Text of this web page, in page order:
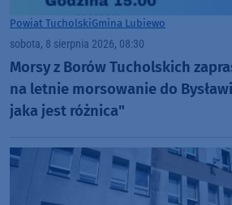
Powiat TucholskiGmina Lubiewo
sobota, 8 sierpnia 2026, 08:30
Morsy z Borów Tucholskich
na letnie morsowanie do
jaka jest różnica"